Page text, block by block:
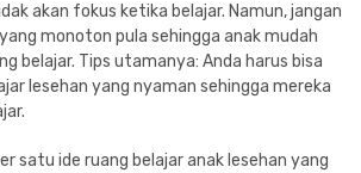
akan fokus ketika belajar. Namun, jangan
monoton pula sehingga anak mudah
belajar. Tips utamanya: Anda harus bisa
lesehan yang nyaman sehingga mereka
satu ide ruang belajar anak lesehan yang